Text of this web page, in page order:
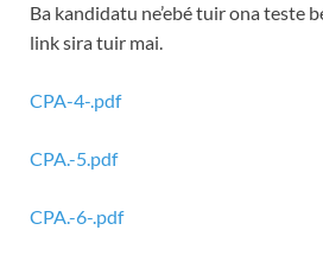
Ba kandidatu ne’ebé tuir ona teste
link sira tuir mai.
CPA-4-.pdf
CPA.-5.pdf
CPA.-6-.pdf